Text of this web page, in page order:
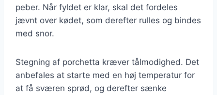
peber. Når fyldet er klar, skal det fordeles
jævnt over kødet, som derefter rulles og bindes
med snor.
Stegning af porchetta kræver tålmodighed. Det
anbefales at starte med en høj temperatur for
at få sværen sprød, og derefter sænke